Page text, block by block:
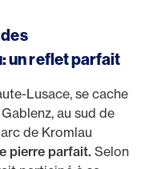
un reflet parfait
Lusace, se cache
au sud de
de Kromlau
pierre parfait. Selon